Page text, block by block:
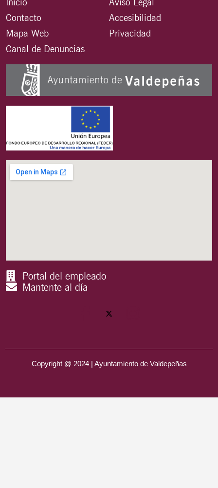
Contacto
Mapa Web
Canal de Denuncias
Accesibilidad
Privacidad
Portal del empleado
Mantente al día
Copyright @ 2024 | Ayuntamiento de Valdepeñas